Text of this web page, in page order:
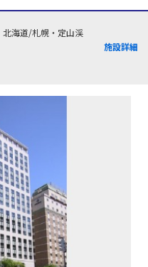
北海道/札幌・定山渓
施設詳細